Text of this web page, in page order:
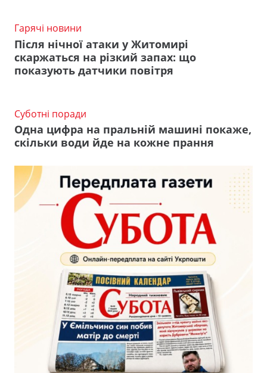
Гарячі новини
Після нічної атаки у Житомирі
скаржаться на різкий запах: що
показують датчики повітря
Суботні поради
Одна цифра на пральній машині покаже,
скільки води йде на кожне прання